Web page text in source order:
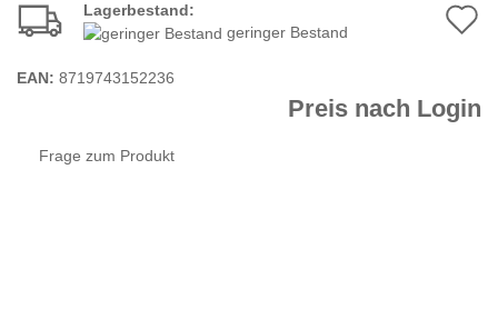
Lagerbestand:
geringer Bestand
EAN: 8719743152236
Preis nach Login
Frage zum Produkt